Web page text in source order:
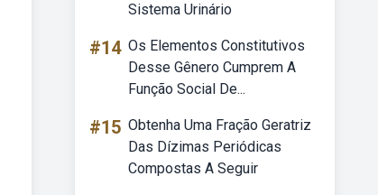
Sistema Urinário
#14 Os Elementos Constitutivos
Desse Gênero Cumprem A
Função Social De...
#15 Obtenha Uma Fração Geratriz
Das Dízimas Periódicas
Compostas A Seguir